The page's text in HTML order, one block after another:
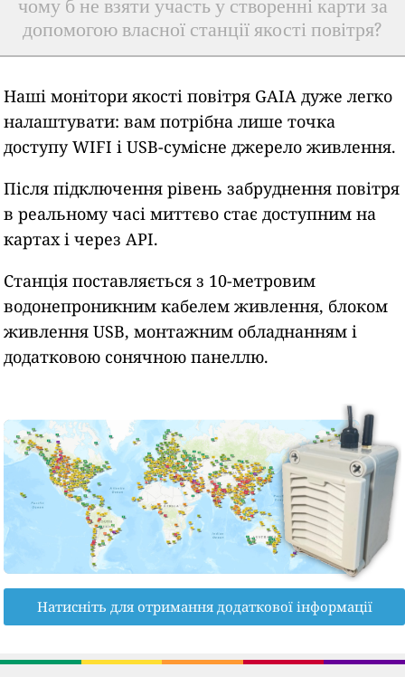
чому б не взяти участь у створенні карти за
допомогою власної станції якості повітря?
Наші монітори якості повітря GAIA дуже легко
налаштувати: вам потрібна лише точка
доступу WIFI і USB-сумісне джерело живлення.
Після підключення рівень забруднення повітря
в реальному часі миттєво стає доступним на
картах і через API.
Станція поставляється з 10-метровим
водонепроникним кабелем живлення, блоком
живлення USB, монтажним обладнанням і
додатковою сонячною панеллю.
Натисніть для отримання додаткової інформації